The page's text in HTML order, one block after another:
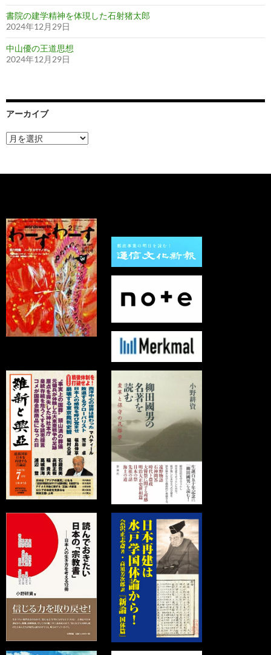
書院の建学精神を体現した石射猪太郎
2024年12月29日
中山優の王道思想
2024年12月29日
アーカイブ
ア
ー